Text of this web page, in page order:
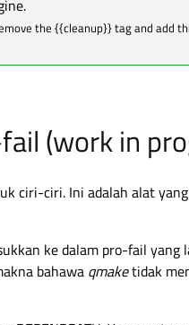
the {{cleanup}} tag and add
(work in
ciri-ciri. Ini adalah alat
ke dalam pro-fail
bahawa qmaketidak